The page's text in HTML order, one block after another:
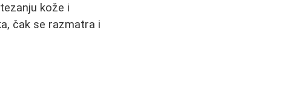
kože i
čak se razmatra i